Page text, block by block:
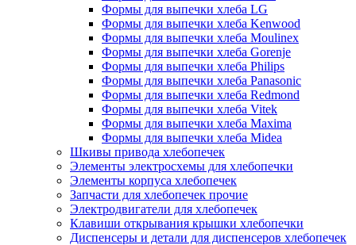
Формы для выпечки хлеба LG
Формы для выпечки хлеба Kenwood
Формы для выпечки хлеба Moulinex
Формы для выпечки хлеба Gorenje
Формы для выпечки хлеба Philips
Формы для выпечки хлеба Panasonic
Формы для выпечки хлеба Redmond
Формы для выпечки хлеба Vitek
Формы для выпечки хлеба Maxima
Формы для выпечки хлеба Midea
Шкивы привода хлебопечек
Элементы электросхемы для хлебопечки
Элементы корпуса хлебопечек
Запчасти для хлебопечек прочие
Электродвигатели для хлебопечек
Клавиши открывания крышки хлебопечки
Диспенсеры и детали для диспенсеров хлебопечек